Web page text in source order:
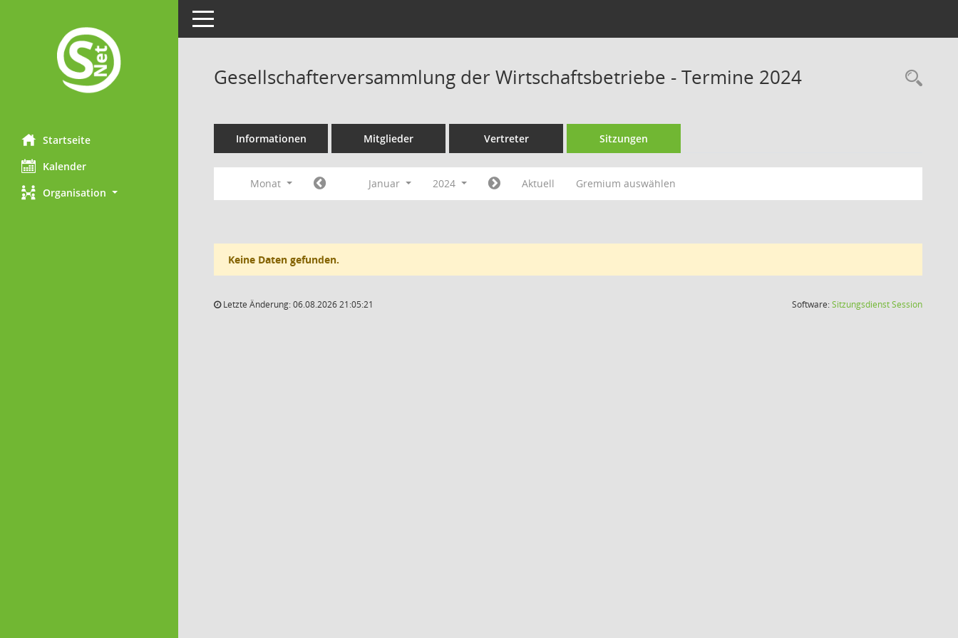
Startseite
Kalender
Organisation
Toggle navigation
Gesellschafterversammlung der Wirtschaftsbetriebe - Termine 2024
Informationen Mitglieder Vertreter Sitzungen
Monat Januar 2024 Aktuell Gremium auswählen
Keine Daten gefunden.
Letzte Änderung: 06.08.2026 21:05:21 Software:SitzungsdienstSession(Wird in